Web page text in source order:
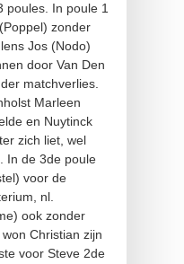
poules. In poule 1
zonder
Jos (Nodo)
door Van Den
matchverlies.
Marleen
en Nuytinck
zich liet, wel
In de 3de poule
voor de
nl.
ook zonder
Christian zijn
voor Steve 2de